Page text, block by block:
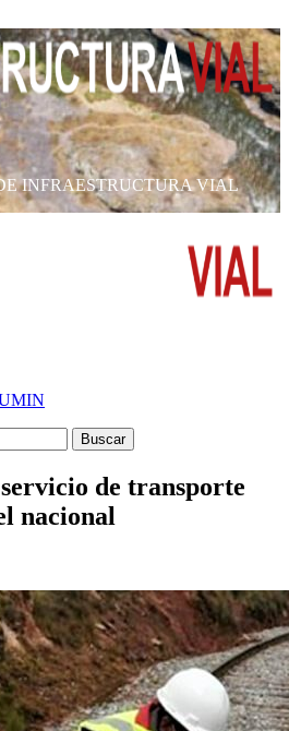
INFRAESTRUCTURA VIAL
de transporte
nacional